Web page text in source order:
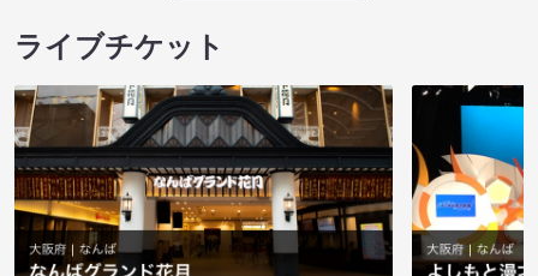
ライブチケット